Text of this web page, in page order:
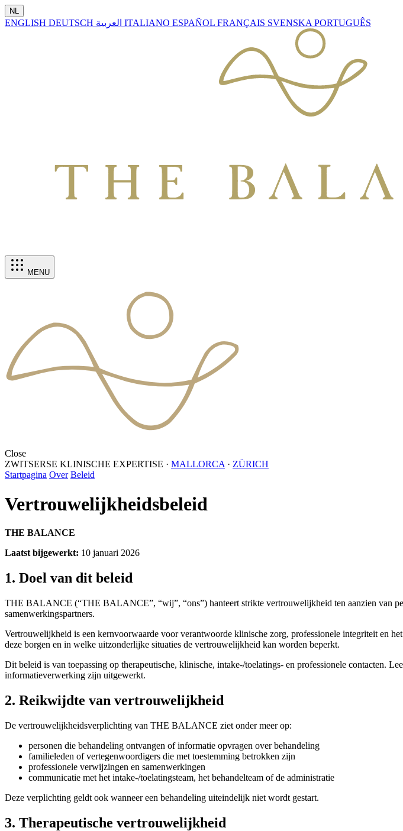
NL
ENGLISH DEUTSCH ITALIANO ESPAÑOL FRANÇAIS SVENSKA PORTUGUÊS
MENU
Close
ZWITSERSE KLINISCHE EXPERTISE · MALLORCA · ZÜRICH
Startpagina Over Beleid
Vertrouwelijkheidsbeleid
THE BALANCE
Laatst bijgewerkt: 10 januari 2026
1. Doel van dit beleid
THE BALANCE (“THE BALANCE”, “wij”, “ons”) hanteert strikte vertrouwelijkheid ten aanzien van
samenwerkingspartners.
Vertrouwelijkheid is een kernvoorwaarde voor verantwoorde klinische zorg, professionele integriteit en
deze borgen en in welke uitzonderlijke situaties de vertrouwelijkheid kan worden beperkt.
Dit beleid is van toepassing op therapeutische, klinische, intake-/toelatings- en professionele contacten.
informatieverwerking zijn uitgewerkt.
2. Reikwijdte van vertrouwelijkheid
De vertrouwelijkheidsverplichting van THE BALANCE ziet onder meer op:
personen die behandeling ontvangen of informatie opvragen over behandeling
familieleden of vertegenwoordigers die met toestemming betrokken zijn
professionele verwijzingen en samenwerkingen
communicatie met het intake-/toelatingsteam, het behandelteam of de administratie
Deze verplichting geldt ook wanneer een behandeling uiteindelijk niet wordt gestart.
3. Therapeutische vertrouwelijkheid